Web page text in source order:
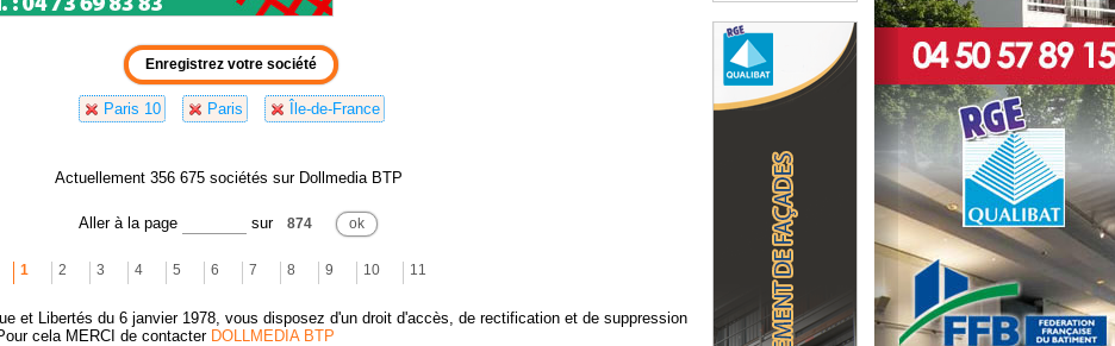
Previous
Next
Paris 10 Paris Île-de-France
Actuellement 356 675 sociétés sur Dollmedia BTP
Aller à la page sur874
1 2 3 4 5 6 7 8 9 10 11
et Libertés du 6 janvier 1978, vous disposez d'un droit d'accès, de rectification et de suppression
cela MERCI de contacter DOLLMEDIA BTP